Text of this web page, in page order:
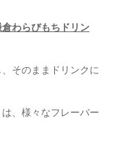
わらびもちドリン
そのままドリンクに
、様々なフレーバー